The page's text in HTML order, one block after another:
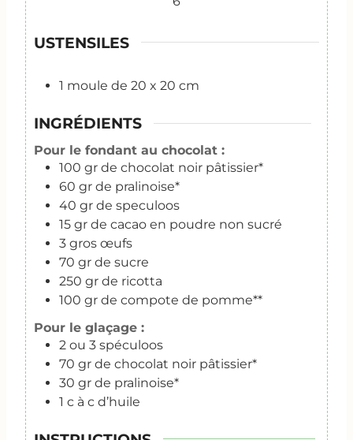
USTENSILES
1 moule de 20 x 20 cm
INGRÉDIENTS
Pour le fondant au chocolat :
100 gr de chocolat noir pâtissier*
60 gr de pralinoise*
40 gr de speculoos
15 gr de cacao en poudre non sucré
3 gros œufs
70 gr de sucre
250 gr de ricotta
100 gr de compote de pomme**
Pour le glaçage :
2 ou 3 spéculoos
70 gr de chocolat noir pâtissier*
30 gr de pralinoise*
1 c à c d’huile